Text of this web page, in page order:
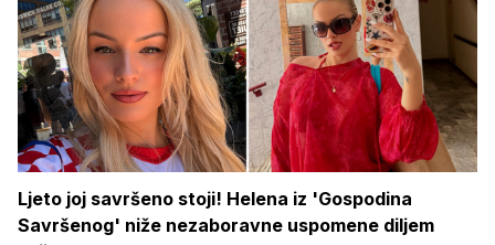
Ljeto joj savršeno stoji! Helena iz 'Gospodina
Savršenog' niže nezaboravne uspomene diljem